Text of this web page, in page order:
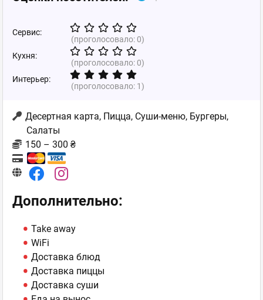
Сервис:
(проголосовало:0)
Кухня:
(проголосовало:0)
Интерьер:
(проголосовало: 1)
Десертная карта, Пицца, Суши-меню, Бургеры,
Салаты
150 – 300 ₴
Дополнительно:
Take away
WiFi
Доставка блюд
Доставка пиццы
Доставка суши